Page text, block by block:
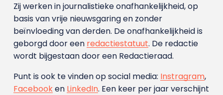
Zij werken in journalistieke onafhankelijkheid, op
basis van vrije nieuwsgaring en zonder
beïnvloeding van derden. De onafhankelijkheid is
geborgd door een redactiestatuut. De redactie
wordt bijgestaan door een Redactieraad.
Punt is ook te vinden op social media: Instragram,
Facebooken LinkedIn. Een keer per jaar verschijnt